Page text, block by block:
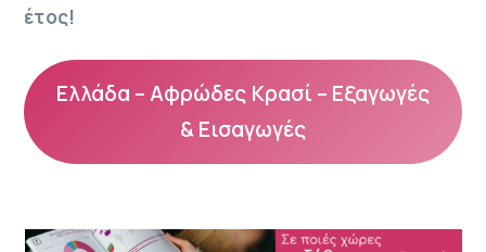
έτος!
Ελλάδα – Αφρώδες Κρασί – Εξαγωγές
& Εισαγωγές